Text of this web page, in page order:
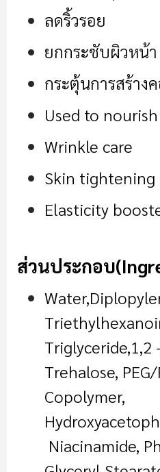
ลดริ้วรอย
ยกกระชับผิวหน้า
กระตุ้นการสร้าง
Used to
Wrinkle care
Skin
Elasticity
ส่วนประกอบ
Triglyceride,1,2
Trehalose,
Copolymer,
Niacinamide,